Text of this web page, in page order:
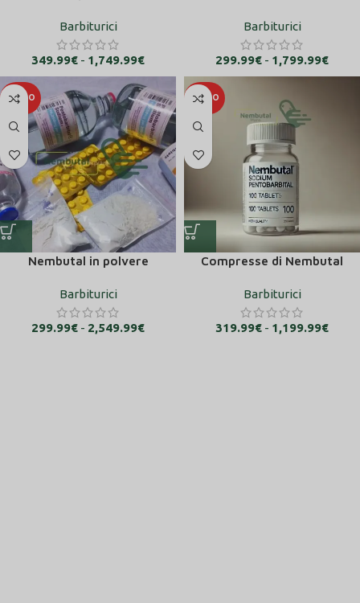
Barbiturici
349.99€ - 1,749.99€
Barbiturici
299.99€ - 1,799.99€
CALDO
Nembutal in polvere
Barbiturici
299.99€ - 2,549.99€
CALDO
Compresse di Nembutal
Barbiturici
319.99€ - 1,199.99€